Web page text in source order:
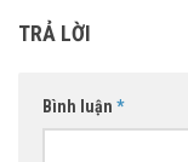
TRẢ LỜI
Bình luận *